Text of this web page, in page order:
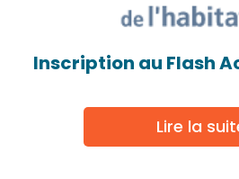
Inscription au Flash
Lire la